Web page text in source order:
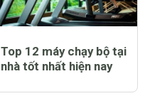
Top 12 máy chạy bộ tại
nhà tốt nhất hiện nay